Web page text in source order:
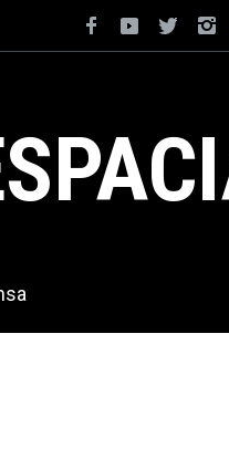
posiciona como el cuarto
al superar los 13,600 millones
en el 2025.